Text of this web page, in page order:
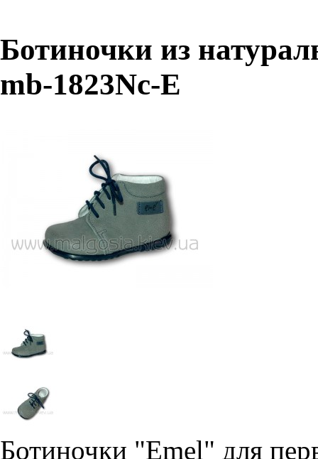
Ботиночки из
mb-1823Nc-E
Ботиночки "Emel" для